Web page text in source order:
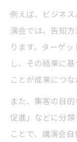
講演会
セミナ
略
講演会
失敗しない
講演会
講演会
講演会
例えば、ビジネ
演会では、告知
ります。ターゲ
し、その結果に
ことが成果につな
また、集客の目
促進」などに分
ことで、講演会